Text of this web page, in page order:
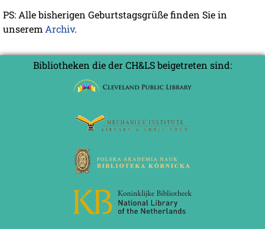
PS: Alle bisherigen Geburtstagsgrüße finden Sie in
unserem Archiv.
Bibliotheken die der CH&LS beigetreten sind: